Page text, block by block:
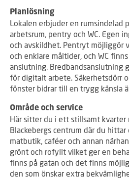
Planlösning
Lokalen erbjuder en rumsindelad
arbetsrum, pentry och WC. Egen
och avskildhet. Pentryt möjliggör
och enklare måltider, och WC
anslutning. Bredbandsanslutning
för digitalt arbete. Säkerhetsdörr
fönster bidrar till en trygg känsla
Område och service
Här sitter du i ett stillsamt kvarter
Blackebergs centrum där du hittar
matbutik, caféer och annan
grönt och rofyllt vilket ger en
finns på gatan och det finns
den som önskar extra